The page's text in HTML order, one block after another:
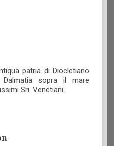
patria di Diocletiano
Dalmatia sopra il mare
Sri. Venetiani.